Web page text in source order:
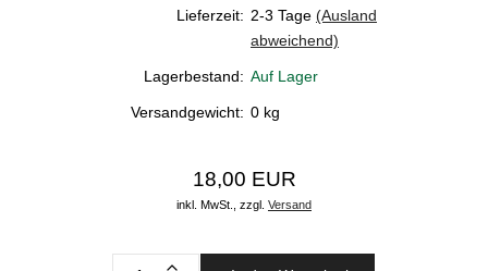
Lieferzeit: 2-3 Tage (Ausland
abweichend)
Lagerbestand: Auf Lager
Versandgewicht: 0 kg
18,00 EUR
inkl. MwSt., zzgl. Versand